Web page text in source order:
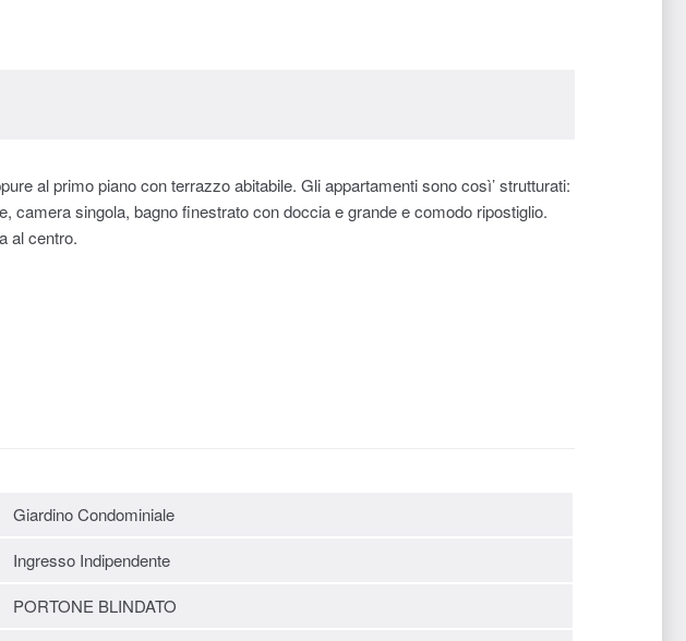
al primo piano con terrazzo abitabile. Gli appartamenti sono così’ strutturati:
singola, bagno finestrato con doccia e grande e comodo ripostiglio.
al centro.
Giardino Condominiale
Ingresso Indipendente
PORTONE BLINDATO